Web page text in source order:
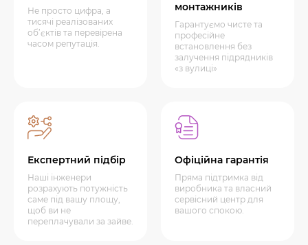
Не просто цифра, а
тисячі реалізованих
об’єктів та перевірена
часом репутація.
монтажників
Гарантуємо чисте та
професійне
встановлення без
залучення підрядників
«з вулиці»
Експертний підбір
Наші інженери
розрахують потужність
саме під вашу площу,
щоб ви не
переплачували за зайве.
Офіційна гарантія
Пряма підтримка від
виробника та власний
сервісний центр для
вашого спокою.